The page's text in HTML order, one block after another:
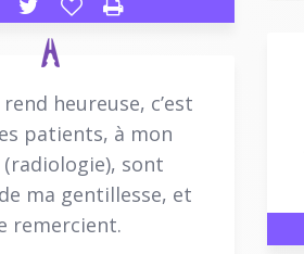
heureuse, c’est
patients, à mon
sont
ma gentillesse, et
remercient.